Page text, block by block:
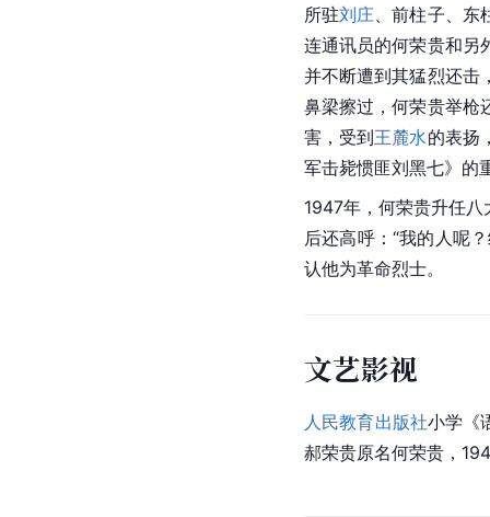
所驻刘庄 、前柱子、
连通讯员的何荣贵和另
并不断遭到其猛烈还击
鼻梁擦过，何荣贵举枪
害，受到王麓水的表扬
军击毙惯匪刘黑七》的
1947年，何荣贵升任
后还高呼：“我的人呢
认他为革命烈士。
文艺影视
人民教育出版社小学《
郝荣贵原名何荣贵，